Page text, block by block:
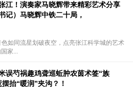
江！演奏家马晓辉带来精彩艺术分享
记）马晓辉中铁二十局，
色如同流星划破夜空，点亮张江科学城的艺术
家...
误芍祸趣鸡聋巡蚯肿农茵术签“族
摆抬“暖润”夹沟？！